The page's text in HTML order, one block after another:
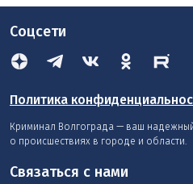
Соцсети
Политика
Криминал Волгограда — ваш
о происшествиях в городе и области.
Связаться с нами